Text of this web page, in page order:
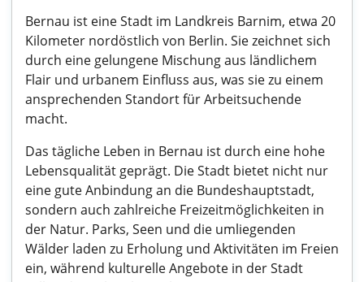
Bernau ist eine Stadt im Landkreis Barnim, etwa 20
Kilometer nordöstlich von Berlin. Sie zeichnet sich
durch eine gelungene Mischung aus ländlichem
Flair und urbanem Einfluss aus, was sie zu einem
ansprechenden Standort für Arbeitsuchende
macht.
Das tägliche Leben in Bernau ist durch eine hohe
Lebensqualität geprägt. Die Stadt bietet nicht nur
eine gute Anbindung an die Bundeshauptstadt,
sondern auch zahlreiche Freizeitmöglichkeiten in
der Natur. Parks, Seen und die umliegenden
Wälder laden zu Erholung und Aktivitäten im Freien
ein, während kulturelle Angebote in der Stadt